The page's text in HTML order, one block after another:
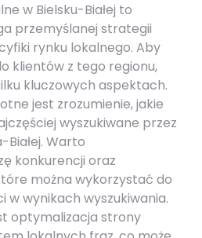
w Bielsku-Białej to
przemyślanej strategii
rynku lokalnego. Aby
klientów z tego regionu,
kluczowych aspektach.
jest zrozumienie, jakie
wyszukiwane przez
Warto
konkurencji oraz
można wykorzystać do
w wynikach wyszukiwania.
optymalizacja strony